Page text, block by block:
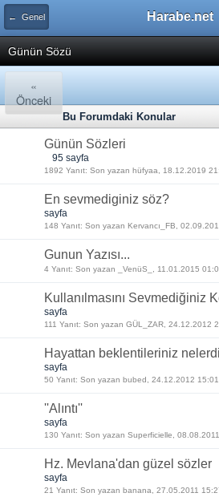
← Genel Harabe.net
Günün Sözü
«
Önceki
Bu Forumdaki Konular
Günün Sözleri
95 sayfa
1892 Yanıt: Son yazan hüfyaa, 18.12.2019
En sevmediginiz söz?
sayfa
148 Yanıt: Son yazan Kervancı_FB,
Gunun Yazısı...
4 Yanıt: Son yazan _VenüS_, 11.01.2015
Kullanılmasını Sevmediğiniz
sayfa
111 Yanıt: Son yazan GÜL_ZAR, 24.12.2012
Hayattan beklentileriniz
sayfa
50 Yanıt: Son yazan bubed, 24.12.2012 15:01
''Alıntı''
sayfa
130 Yanıt: Son yazan Superficielle,
Hz. Mevlana'dan güzel sözler
sayfa
21 Yanıt: Son yazan banana, 27.05.2011